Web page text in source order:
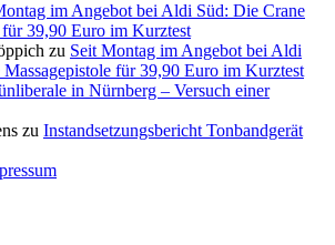
im Angebot bei Aldi Süd: Die Crane
für 39,90 Euro im Kurztest
zu Seit Montag im Angebot bei Aldi
für 39,90 Euro im Kurztest
in Nürnberg – Versuch einer
zu Instandsetzungsbericht Tonbandgerät